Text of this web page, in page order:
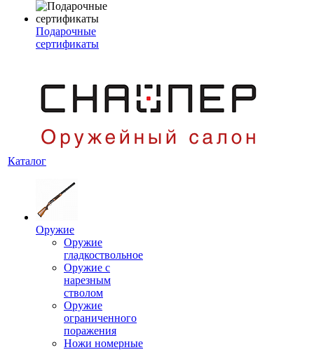
Подарочные
сертификаты
Каталог
Оружие
Оружие
гладкоствольное
Оружие с
нарезным
стволом
Оружие
ограниченного
поражения
Ножи номерные